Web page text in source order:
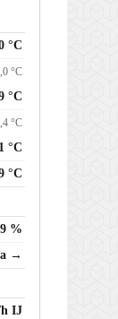
°C
°C
°C
°C
°C
°C
%
→
IJ